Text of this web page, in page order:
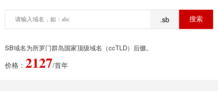
.sb
SB域名为所罗门群岛国家顶级域名（ccTLD）后缀。
价格： 2127/首年